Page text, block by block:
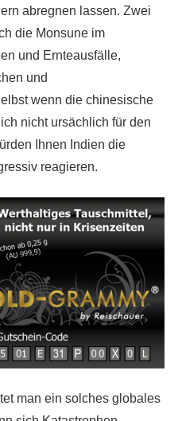
abregnen lassen. Zwei
die Monsune im
und Ernteausfälle,
und
wenn die chinesische
nicht ursächlich für den
Ihnen Indien die
reagieren.
man ein solches globales